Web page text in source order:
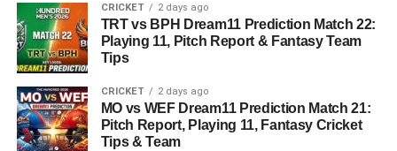
CRICKET 2 days ago
TRT vs BPH Dream11 Prediction Match 22:
Playing 11, Pitch Report & Fantasy Team
Tips
CRICKET 2 days ago
MO vs WEF Dream11 Prediction Match 21:
Pitch Report, Playing 11, Fantasy Cricket
Tips & Team